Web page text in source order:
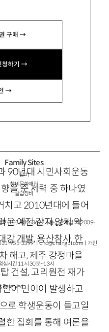
구매 →
청하기 →
→
』 공저
에콜로지』『녹색당과
90년대 시민사회운동
을 준 세력 중 하나였
치고 2010년대에 들어
은 예전 같지 않게 약
강 개발, 용산참사, 한
해고, 제주 강정마을
건설, 고리원전 재가
이 연이어 발생하고
로 학생운동이 들고일
한 집회를 통해 여론을
Family Sites
창비
창비문화재단
클럽창비
호 : 105-81-63672ㅣ통신판매업 : 제 2009-
031-955-3399 ㅣcnc@changbi.com ㅣ개인
심시간 11시 30분~13시